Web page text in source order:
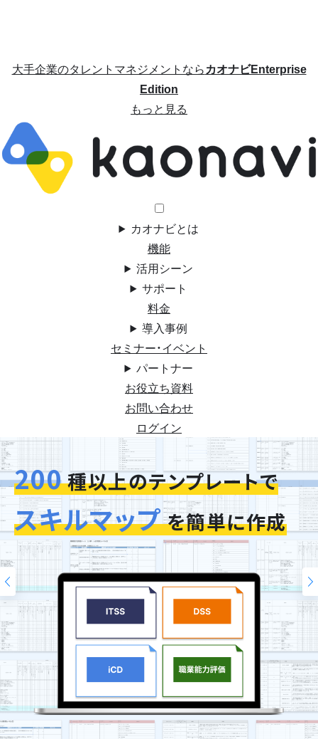
大手企業のタレントマネジメントならカオナビEnterprise
Edition
もっと見る
カオナビとは
機能
活用シーン
サポート
料金
導入事例
セミナー・イベント
パートナー
お役立ち資料
お問い合わせ
ログイン
200
スキルマップ
今お使いの評価シートを
そのまま再現